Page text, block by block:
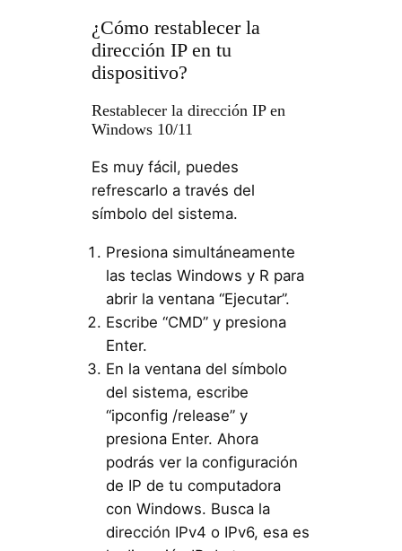
¿Cómo restablecer la
dirección IP en tu
dispositivo?
Restablecer la dirección IP en
Windows 10/11
Es muy fácil, puedes
refrescarlo a través del
símbolo del sistema.
Presiona simultáneamente
las teclas Windows y R para
abrir la ventana “Ejecutar”.
Escribe “CMD” y presiona
Enter.
En la ventana del símbolo
del sistema, escribe
“ipconfig /release” y
presiona Enter. Ahora
podrás ver la configuración
de IP de tu computadora
con Windows. Busca la
dirección IPv4 o IPv6, esa es